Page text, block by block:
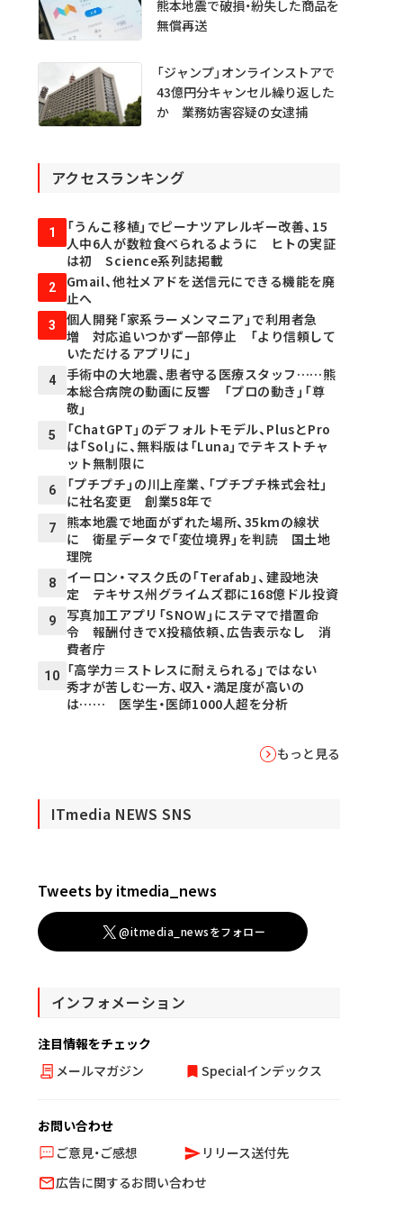
熊本地震で破損・紛失した商品を
無償再送
「ジャンプ」オンラインストアで
43億円分キャンセル繰り返した
か 業務妨害容疑の女逮捕
アクセスランキング
1
「うんこ移植」でピーナツアレルギー改善、15
人中6人が数粒食べられるように ヒトの実証
は初 Science系列誌掲載
2
Gmail、他社メアドを送信元にできる機能を廃
止へ
3
個人開発「家系ラーメンマニア」で利用者急
増 対応追いつかず一部停止 「より信頼して
いただけるアプリに」
4
手術中の大地震、患者守る医療スタッフ……熊
本総合病院の動画に反響 「プロの動き」「尊
敬」
5
「ChatGPT」のデフォルトモデル、PlusとPro
は「Sol」に、無料版は「Luna」でテキストチャ
ット無制限に
6
「プチプチ」の川上産業、「プチプチ株式会社」
に社名変更 創業58年で
7
熊本地震で地面がずれた場所、35kmの線状
に 衛星データで「変位境界」を判読 国土地
理院
8
イーロン・マスク氏の「Terafab」、建設地決
定 テキサス州グライムズ郡に168億ドル投資
9
写真加工アプリ「SNOW」にステマで措置命
令 報酬付きでX投稿依頼、広告表示なし 消
費者庁
10
「高学力＝ストレスに耐えられる」ではない
秀才が苦しむ一方、収入・満足度が高いの
は…… 医学生・医師1000人超を分析
もっと見る
ITmedia NEWS SNS
Tweets by itmedia_news
@itmedia_newsをフォロー
インフォメーション
注目情報をチェック
メールマガジン
Specialインデックス
お問い合わせ
ご意見・ご感想
リリース送付先
広告に関するお問い合わせ